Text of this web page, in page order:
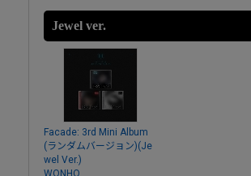
Jewel ver.
Facade: 3rd Mini Album
(ランダムバージョン)(Je
wel Ver.)
WONHO